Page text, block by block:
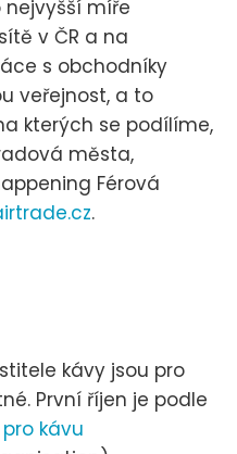
míře
v ČR a na
s obchodníky
veřejnost, a to
kterých se podílíme,
města,
Férová
.
kávy jsou pro
První říjen je podle
kávu